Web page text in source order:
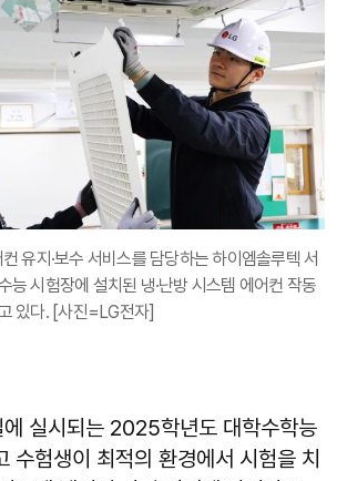
유지·보수 서비스를 담당하는 하이엠솔루텍 서
능 시험장에 설치된 냉·난방 시스템 에어컨 작동
있다. [사진=LG전자]
실시되는 2025학년도 대학수학능
수험생이 최적의 환경에서 시험을 치